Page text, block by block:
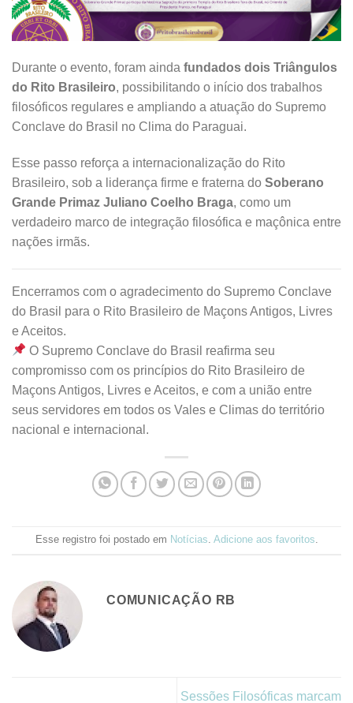
Durante o evento, foram ainda fundados dois Triângulos
do Rito Brasileiro, possibilitando o início dos trabalhos
filosóficos regulares e ampliando a atuação do Supremo
Conclave do Brasil no Clima do Paraguai.
Esse passo reforça a internacionalização do Rito
Brasileiro, sob a liderança firme e fraterna do Soberano
Grande Primaz Juliano Coelho Braga, como um
verdadeiro marco de integração filosófica e maçônica entre
nações irmãs.
Encerramos com o agradecimento do Supremo Conclave
do Brasil para o Rito Brasileiro de Maçons Antigos, Livres
e Aceitos.
O Supremo Conclave do Brasil reafirma seu
compromisso com os princípios do Rito Brasileiro de
Maçons Antigos, Livres e Aceitos, e com a união entre
seus servidores em todos os Vales e Climas do território
nacional e internacional.
Esse registro foi postado em Notícias. Adicione aos favoritos.
COMUNICAÇÃO RB
Sessões Filosóficas marcam